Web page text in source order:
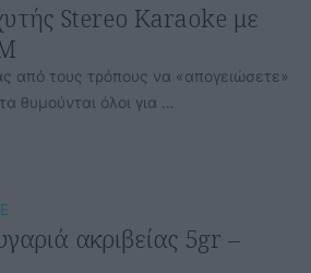
Stereo Karaoke με
από τους τρόπους να «απογειώσετε»
θυμούνται όλοι για …
ακριβείας 5gr –